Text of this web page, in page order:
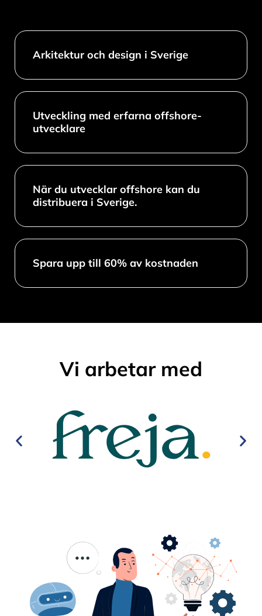
Arkitektur och design i Sverige​
Utveckling med erfarna offshore-
utvecklare
När du utvecklar offshore kan du
distribuera i Sverige.
Spara upp till 60% av kostnaden
Vi arbetar med